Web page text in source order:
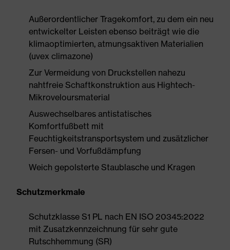
Außerordentlicher Tragekomfort, zu dem ein neu
entwickelter Leisten ebenso beiträgt wie die
klimaoptimierten, atmungsaktiven Materialien
(uvex climazone)
Zur Vermeidung von Druckstellen nahezu
nahtfreie Schaftkonstruktion aus Hightech-
Mikroveloursmaterial
Auswechselbares antistatisches
Komfortfußbett mit
Feuchtigkeitstransportsystem und zusätzlicher
Fersen- und Vorfußdämpfung
Weich gepolsterte Staublasche und Kragen
Schutzmerkmale
Schutzklasse S1 PL nach EN ISO 20345:2022
mit Zusatzkennzeichnung für sehr gute
Rutschhemmung (SR)